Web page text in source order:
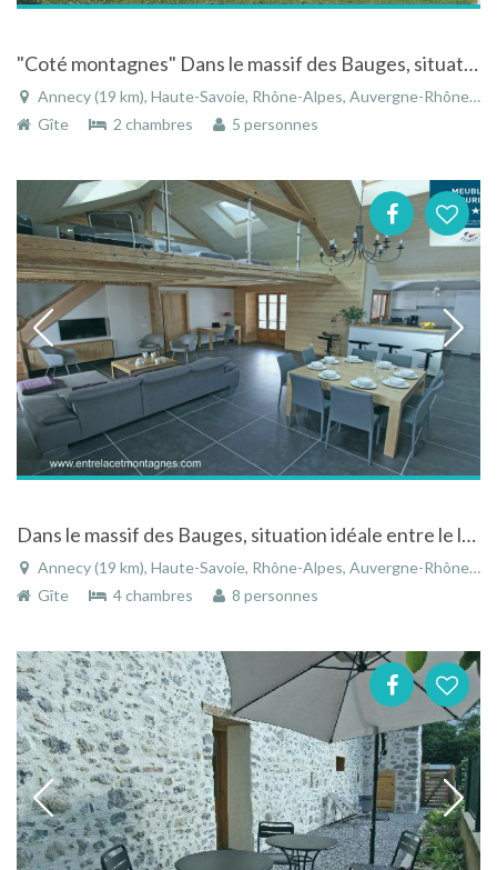
"Coté montagnes" Dans le massif des Bauges, situation idéale entre le lac d'Annecy et les montagnes
Annecy (19 km), Haute-Savoie, Rhône-Alpes, Auvergne-Rhône-Alpes, France
Gîte
2 chambres 5 personnes
Dans le massif des Bauges, situation idéale entre le lac d'Annecy et les montagnes
Annecy (19 km), Haute-Savoie, Rhône-Alpes, Auvergne-Rhône-Alpes, France
Gîte
4 chambres 8 personnes